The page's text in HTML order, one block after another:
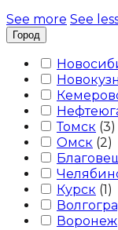
See more See
Город
Томск (3)
Омск (2)
Курск (1)
Воронеж